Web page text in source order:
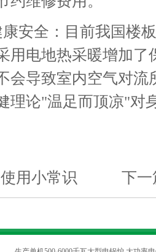
安全：目前我国楼
用电地热采暖增加
会导致室内空气对
理论"温足而顶凉"对
用小常识 下一